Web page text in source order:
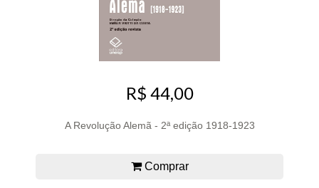
R$ 44,00
A Revolução Alemã - 2ª edição 1918-1923
Comprar